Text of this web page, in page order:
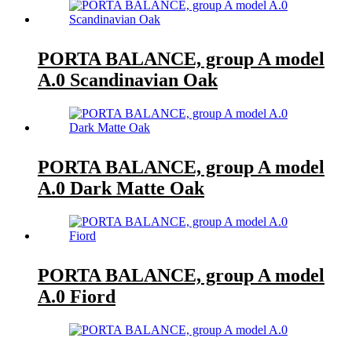
PORTA BALANCE, group A model
A.0 Scandinavian Oak
PORTA BALANCE, group A model
A.0 Dark Matte Oak
PORTA BALANCE, group A model
A.0 Fiord